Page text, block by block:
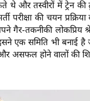
और तस्वीरों में ट्रेन की
परीक्षा की चयन
तकनीकी लोकप्रिय
एक समिति भी बनाई है
और असफल होने वालों की